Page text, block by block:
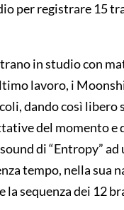
per registrare 15
in studio con
lavoro, i
dando così libero
del momento e
di “Entropy”
tempo, nella sua
la sequenza dei 12